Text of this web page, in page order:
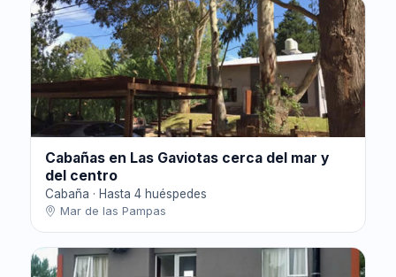
Cabañas en Las Gaviotas cerca del mar y
del centro
Cabaña · Hasta 4 huéspedes
Mar de las Pampas